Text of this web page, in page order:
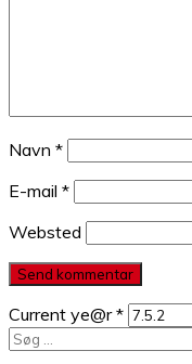
Navn *
E-mail *
Websted
Current ye@r*
Søg